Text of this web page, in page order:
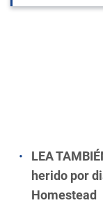
LEA
herido por
Homestead